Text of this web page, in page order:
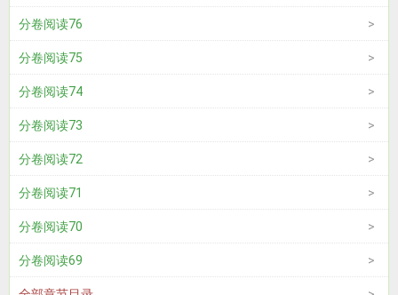
分卷阅读76
分卷阅读75
分卷阅读74
分卷阅读73
分卷阅读72
分卷阅读71
分卷阅读70
分卷阅读69